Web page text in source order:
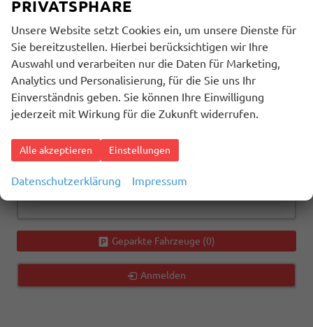
Kraftstoffart
alles ausgewählt
Getriebeart
alles ausgewählt
1570 Ergebnisse anzeigen
zurücksetzen
Geparkte Fahrzeuge (0)
Anmelden
PRIVATSPHÄRE
Unsere Website setzt Cookies ein, um unsere Dienste für
Sie bereitzustellen. Hierbei berücksichtigen wir Ihre
Auswahl und verarbeiten nur die Daten für Marketing,
Analytics und Personalisierung, für die Sie uns Ihr
Einverständnis geben. Sie können Ihre Einwilligung
jederzeit mit Wirkung für die Zukunft widerrufen.
Alle akzeptieren Einstellungen
Datenschutzerklärung Impressum